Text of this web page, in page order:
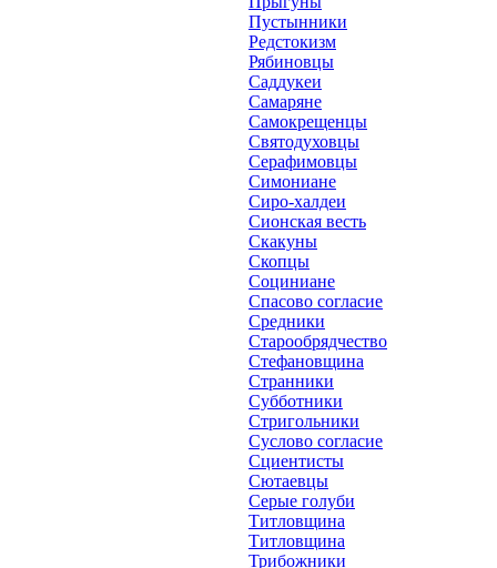
Пустынники
Редстокизм
Рябиновцы
Саддукеи
Самаряне
Самокрещенцы
Святодуховцы
Серафимовцы
Симониане
Сиро-халдеи
Сионская весть
Скакуны
Скопцы
Социниане
Спасово согласие
Средники
Старообрядчество
Стефановщина
Странники
Субботники
Стригольники
Суслово согласие
Сциентисты
Сютаевцы
Серые голуби
Титловщина
Титловщина
Трибожники